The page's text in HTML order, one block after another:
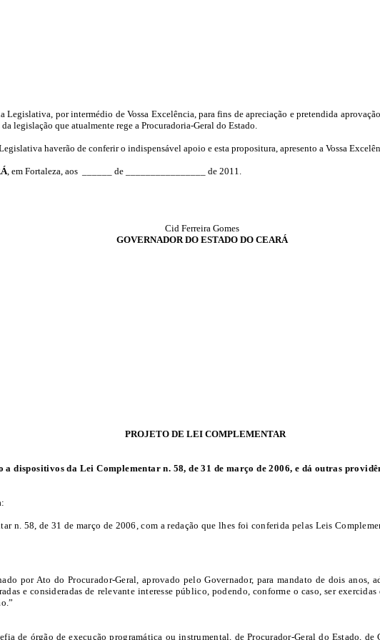
Legislativa, por intermédio de Vossa Excelência, para fins de apreciação e pretendida
legislação que atualmente rege a Procuradoria-Geral do Estado.
haverão de conferir o indispensável apoio e esta propositura, apresento a Vossa
, em Fortaleza, aos ______ de ________________ de 2011.
Cid Ferreira Gomes
GOVERNADOR DO ESTADO DO CEARÁ
PROJETO DE LEI COMPLEMENTAR
a dispositivos da Lei Complementar n. 58, de 31 de março de 2006, e dá outras
n. 58, de 31 de março de 2006, com a redação que lhes foi conferida pelas Leis
por Ato do Procurador-Geral, aprovado pelo Governador, para mandato de dois anos,
e consideradas de relevante interesse público, podendo, conforme o caso, ser
de órgão de execução programática ou instrumental, de Procurador-Geral do Estado,